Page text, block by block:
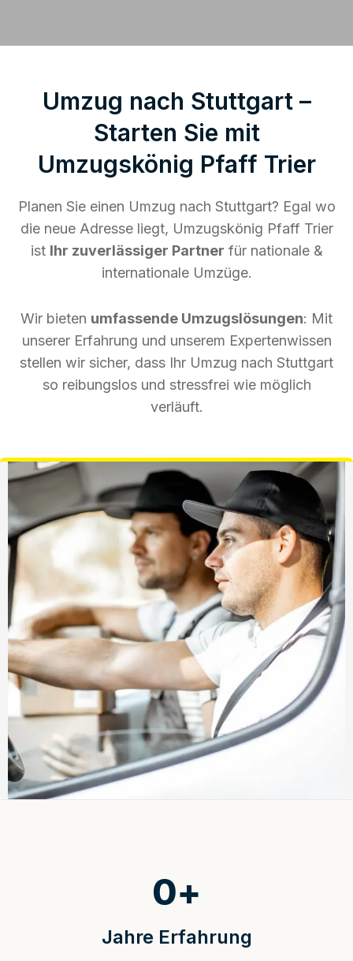
Umzug nach Stuttgart –
Starten Sie mit
Umzugskönig Pfaff Trier
Planen Sie einen Umzug nach Stuttgart? Egal wo
die neue Adresse liegt, Umzugskönig Pfaff Trier
ist Ihr zuverlässiger Partner für nationale &
internationale Umzüge.
Wir bieten umfassende Umzugslösungen: Mit
unserer Erfahrung und unserem Expertenwissen
stellen wir sicher, dass Ihr Umzug nach Stuttgart
so reibungslos und stressfrei wie möglich
verläuft.
Jahre Erfahrung
0+